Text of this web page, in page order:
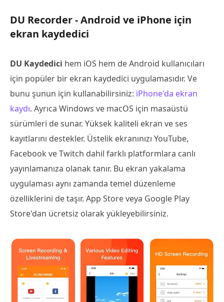
DU Recorder - Android ve iPhone için
ekran kaydedici
DU Kaydedici hem iOS hem de Android kullanıcıları
için popüler bir ekran kaydedici uygulamasıdır. Ve
bunu şunun için kullanabilirsiniz: iPhone'da ekran
kaydı. Ayrıca Windows ve macOS için masaüstü
sürümleri de sunar. Yüksek kaliteli ekran ve ses
kayıtlarını destekler. Üstelik ekranınızı YouTube,
Facebook ve Twitch dahil farklı platformlara canlı
yayınlamanıza olanak tanır. Bu ekran yakalama
uygulaması aynı zamanda temel düzenleme
özelliklerini de taşır. App Store veya Google Play
Store'dan ücretsiz olarak yükleyebilirsiniz.